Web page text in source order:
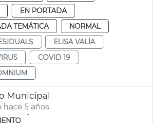
EN PORTADA
TEMÁTICA
NORMAL
ELISA VALÍA
COVID 19
Municipal
5 años